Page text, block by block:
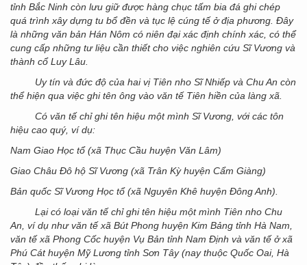
tỉnh Bắc Ninh còn lưu giữ được hàng chục tấm bia đá ghi chép
quá trình xây dựng tu bổ đền và tục lệ cúng tế ở địa phương. Đây
là những văn bản Hán Nôm có niên đại xác định chính xác, có thể
cung cấp những tư liệu cần thiết cho việc nghiên cứu Sĩ Vương và
thành cổ Luy Lâu.
Uy tín và đức độ của hai vị Tiên nho Sĩ Nhiếp và Chu An còn
thể hiện qua việc ghi tên ông vào văn tế Tiên hiền của làng xã.
Có văn tế chỉ ghi tên hiệu một mình Sĩ Vương, với các tôn
hiệu cao quý, ví dụ:
Nam Giao Học tổ (xã Thục Cầu huyện Văn Lâm)
Giao Châu Đô hộ Sĩ Vương (xã Trân Kỳ huyện Cẩm Giàng)
Bản quốc Sĩ Vương Học tổ (xã Nguyên Khê huyện Đông Anh).
Lại có loại văn tế chỉ ghi tên hiệu một mình Tiên nho Chu
An, ví dụ như văn tế xã Bút Phong huyện Kim Bảng tỉnh Hà Nam,
văn tế xã Phong Cốc huyện Vụ Bản tỉnh Nam Định và văn tế ở xã
Phú Cát huyện Mỹ Lương tỉnh Sơn Tây (nay thuộc Quốc Oai, Hà